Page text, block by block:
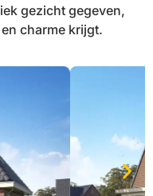
gezicht gegeven,
charme krijgt.